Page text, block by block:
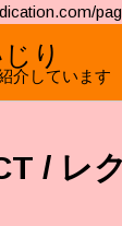
り
介しています
/ レ